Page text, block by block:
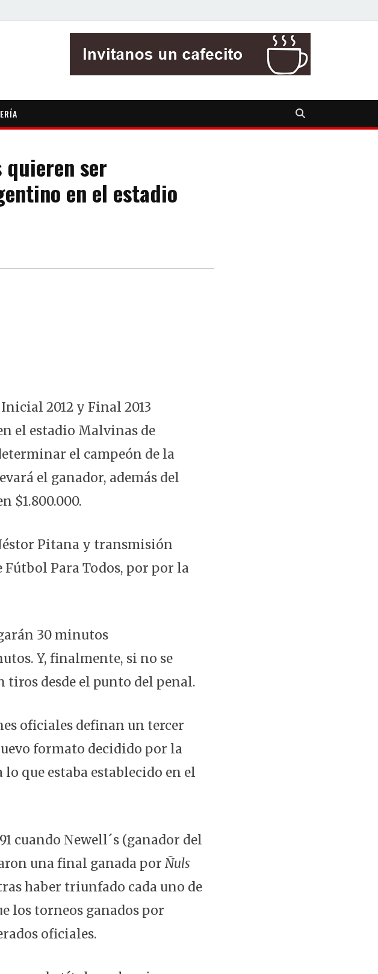
quieren ser
en el estadio
2012 y Final 2013
el estadio Malvinas de
el campeón de la
el ganador, además del
$1.800.000.
Pitana y transmisión
Para Todos, por por la
30 minutos
Y, finalmente, si no se
tiros desde el punto del penal.
oficiales definan un tercer
formato decidido por la
que estaba establecido en el
cuando Newell´s (ganador del
una final ganada por Ñuls
haber triunfado cada uno de
los torneos ganados por
oficiales.